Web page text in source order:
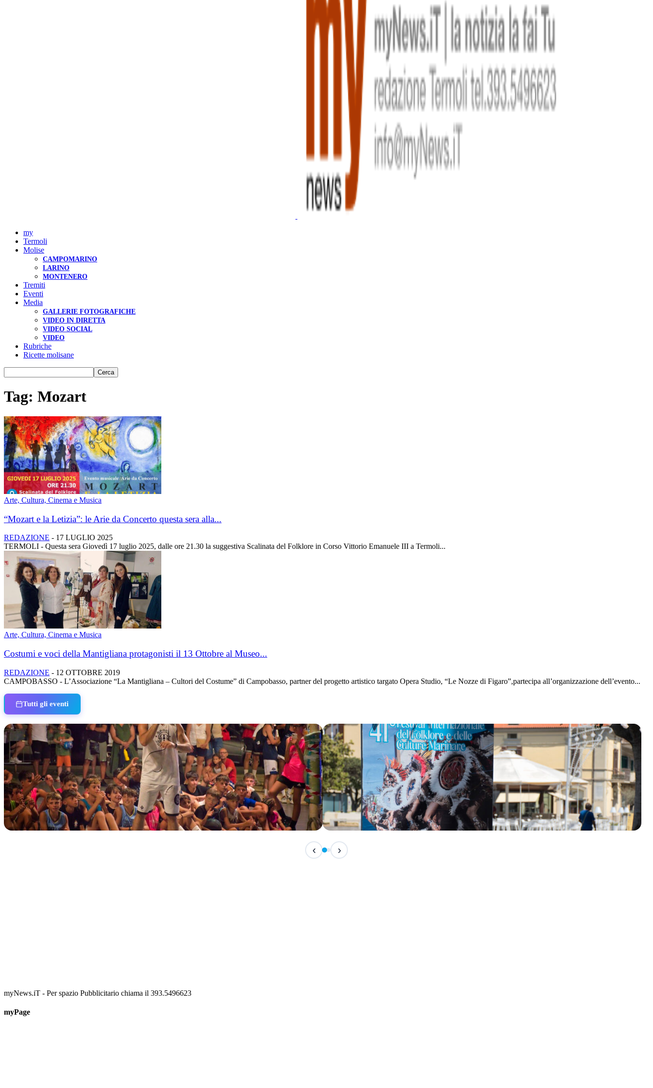
my
Termoli
Molise
CAMPOMARINO
LARINO
MONTENERO
Tremiti
Eventi
Media
GALLERIE FOTOGRAFICHE
VIDEO IN DIRETTA
VIDEO SOCIAL
VIDEO
Rubriche
Ricette molisane
Tag: Mozart
Arte, Cultura, Cinema e Musica
“Mozart e la Letizia”: le Arie da Concerto questa sera alla...
REDAZIONE - 17 LUGLIO 2025
TERMOLI - Questa sera Giovedì 17 luglio 2025, dalle ore 21.30 la suggestiva Scalinata del Folklore in Corso Vittorio Emanuele III a Termoli...
Arte, Cultura, Cinema e Musica
Costumi e voci della Mantigliana protagonisti il 13 Ottobre al Museo...
REDAZIONE - 12 OTTOBRE 2019
CAMPOBASSO - L’Associazione “La Mantigliana – Cultori del Costume” di Campobasso, partner del progetto artistico targato Opera Studio, “Le Nozze di Figaro”,partecipa all’organizzazione dell’evento...
Tutti gli eventi
IN CORSO
Festival Internazionale del Folklore - 41ª edizione
‹ ›
myNews.iT - Per spazio Pubblicitario chiama il 393.5496623
myPage